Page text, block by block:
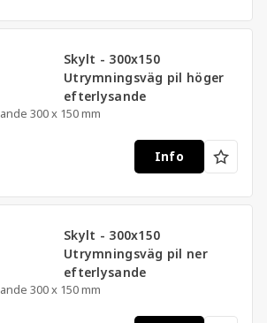
Skylt - 300x150
Utrymningsväg pil höger
efterlysande
300 x 150 mm
Info
Skylt - 300x150
Utrymningsväg pil ner
efterlysande
300 x 150 mm